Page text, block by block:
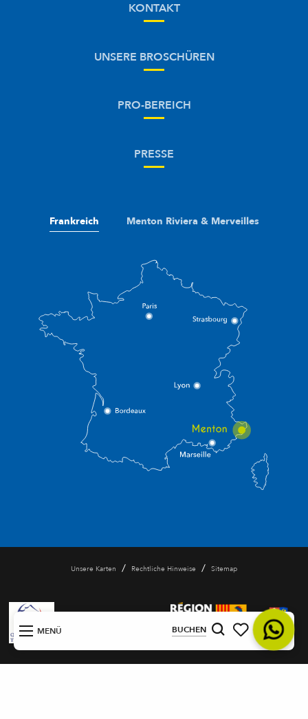
MENÜ BUCHEN
Voir les favoris
Suche
DE
KONTAKT
UNSERE BROSCHÜREN
PRO-BEREICH
PRESSE
Frankreich Menton Riviera & Merveilles
Unsere Karten / Rechtliche Hinweise / Sitemap